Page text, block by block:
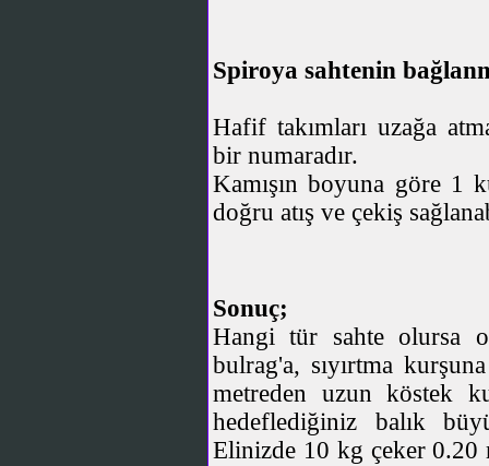
Spiroya sahtenin
Hafif takımları uzağa
bir numaradır.
Kamışın boyuna göre 1
doğru atış ve çekiş
Sonuç;
Hangi tür sahte olursa
bulrag'a, sıyırtma
metreden uzun köstek
hedeflediğiniz balık
Elinizde 10 kg çeker 0.20